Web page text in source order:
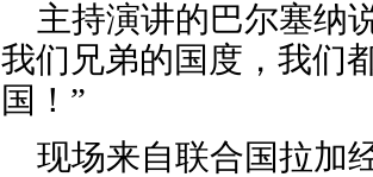
主持演讲的巴尔塞纳
我们兄弟的国度，我们
国！”
现场来自联合国拉加